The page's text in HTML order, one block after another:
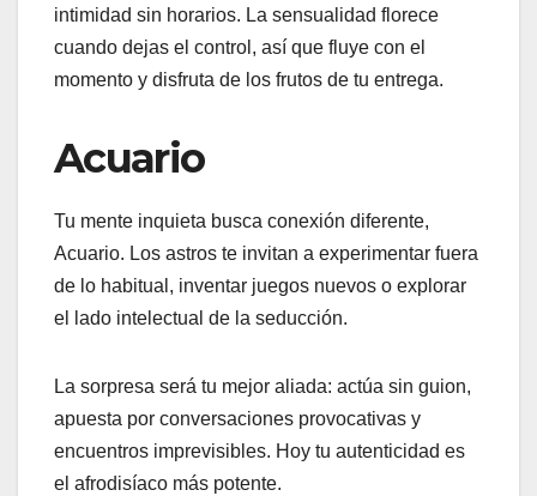
intimidad sin horarios. La sensualidad florece
cuando dejas el control, así que fluye con el
momento y disfruta de los frutos de tu entrega.
Acuario
Tu mente inquieta busca conexión diferente,
Acuario. Los astros te invitan a experimentar fuera
de lo habitual, inventar juegos nuevos o explorar
el lado intelectual de la seducción.
La sorpresa será tu mejor aliada: actúa sin guion,
apuesta por conversaciones provocativas y
encuentros imprevisibles. Hoy tu autenticidad es
el afrodisíaco más potente.